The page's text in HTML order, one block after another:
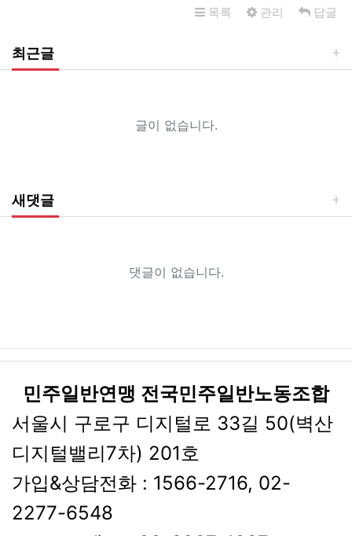
목록 관리 답글
최근글
글이 없습니다.
새댓글
댓글이 없습니다.
민주일반연맹 전국민주일반노동조합
서울시 구로구 디지털로 33길 50(벽산
디지털밸리7차) 201호
가입&상담전화 : 1566-2716, 02-
2277-6548